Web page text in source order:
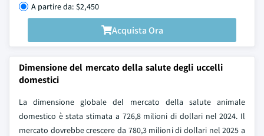
A partire da: $2,450
Acquista Ora
Dimensione del mercato della salute degli uccelli
domestici
La dimensione globale del mercato della salute animale
domestico è stata stimata a 726,8 milioni di dollari nel 2024. Il
mercato dovrebbe crescere da 780,3 milioni di dollari nel 2025 a